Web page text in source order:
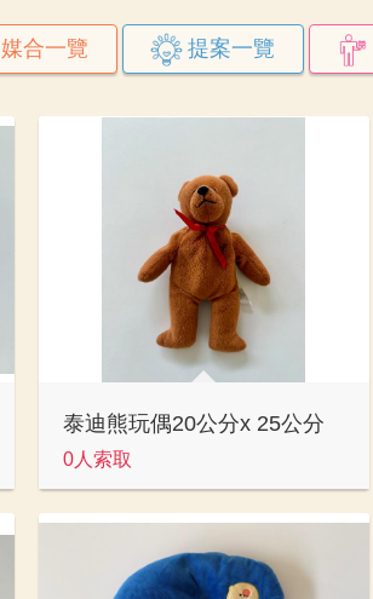
媒合一覽 提案一覽
泰迪熊玩偶20公分x 25公分
0人索取